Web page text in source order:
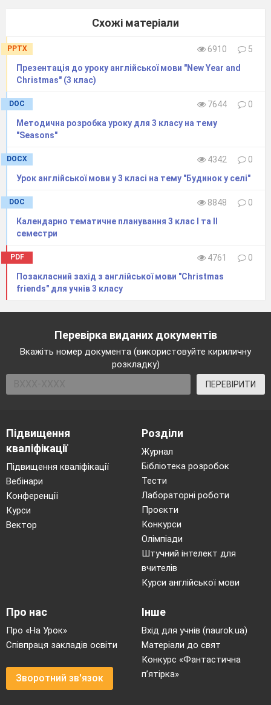
Схожі матеріали
PPTX 6910
5
Презентація до уроку англійської мови "New Year and
Christmas" (3 клас)
DOC 7644
0
Методична розробка уроку для 3 класу на тему
"Seasons"
DOCX 4342
0
Урок англійської мови у 3 класі на тему "Будинок у селі"
DOC 8848
0
Календарно тематичне планування 3 клас І та ІІ
семестри
PDF 4761
0
Позакласний захід з англійської мови "Christmas
friends" для учнів 3 класу
Перевірка виданих документів
Вкажіть номер документа (використовуйте кириличну
розкладку)
ПЕРЕВІРИТИ
Підвищення
кваліфікації
Підвищення кваліфікації
Вебінари
Конференції
Курси
Вектор
Розділи
Журнал
Бібліотека розробок
Тести
Лабораторні роботи
Проєкти
Конкурси
Олімпіади
Штучний інтелект для
вчителів
Курси англійської мови
Про нас
Про «На Урок»
Співпраця закладів освіти
Зворотний зв'язок
Інше
Вхід для учнів (naurok.ua)
Матеріали до свят
Конкурс «Фантастична
п’ятірка»